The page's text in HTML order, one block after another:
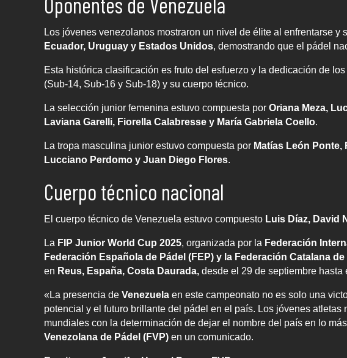
Los jóvenes venezolanos mostraron un nivel de élite al enfrentarse y
Ecuador, Uruguay y Estados Unidos, demostrando que el pádel
Esta histórica clasificación es fruto del esfuerzo y la dedicación de
(Sub-14, Sub-16 y Sub-18) y su cuerpo técnico.
La selección junior femenina estuvo compuesta por Oriana Meza,
Laviana Garelli, Fiorella Calabresse y María Gabriela Coello.
La tropa masculina junior estuvo compuesta por Matías León Ponte,
Lucciano Perdomo y Juan Diego Flores.
Cuerpo técnico nacional
El cuerpo técnico de Venezuela estuvo compuesto Luis Díaz, David
La FIP Junior World Cup 2025, organizada por la Federación
Federación Española de Pádel (FEP) y la Federación Catalana de
en Reus, España, Costa Daurada, desde el 29 de septiembre hasta
«La presencia de Venezuela en este campeonato no es solo una
potencial y el futuro brillante del pádel en el país. Los jóvenes
mundiales con la determinación de dejar el nombre del país en lo
Venezolana de Pádel (FVP) en un comunicado.